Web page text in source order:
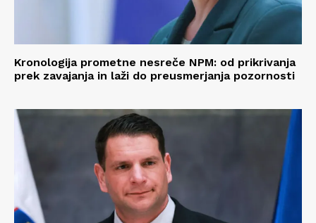
Kronologija prometne nesreče NPM: od prikrivanja
prek zavajanja in laži do preusmerjanja pozornosti